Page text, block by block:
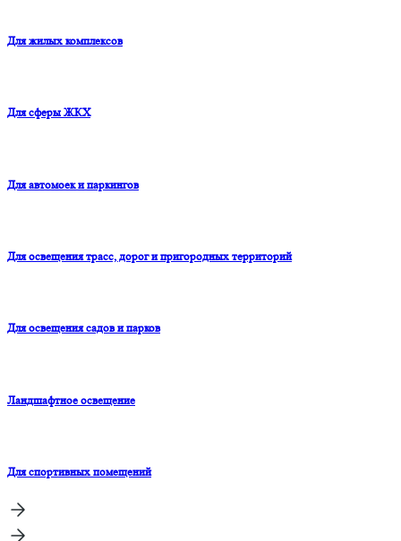
Для жилых комплексов
Для сферы ЖКХ
Для автомоек и паркингов
Для освещения трасс, дорог и пригородных территорий
Для освещения садов и парков
Ландшафтное освещение
Для спортивных помещений